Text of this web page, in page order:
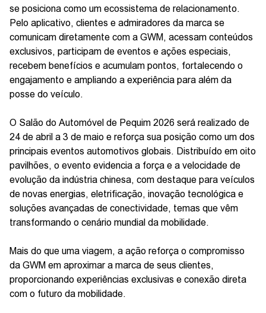
se posiciona como um ecossistema de relacionamento.
Pelo aplicativo, clientes e admiradores da marca se
comunicam diretamente com a GWM, acessam conteúdos
exclusivos, participam de eventos e ações especiais,
recebem benefícios e acumulam pontos, fortalecendo o
engajamento e ampliando a experiência para além da
posse do veículo.
O Salão do Automóvel de Pequim 2026 será realizado de
24 de abril a 3 de maio e reforça sua posição como um dos
principais eventos automotivos globais. Distribuído em oito
pavilhões, o evento evidencia a força e a velocidade de
evolução da indústria chinesa, com destaque para veículos
de novas energias, eletrificação, inovação tecnológica e
soluções avançadas de conectividade, temas que vêm
transformando o cenário mundial da mobilidade.
Mais do que uma viagem, a ação reforça o compromisso
da GWM em aproximar a marca de seus clientes,
proporcionando experiências exclusivas e conexão direta
com o futuro da mobilidade.